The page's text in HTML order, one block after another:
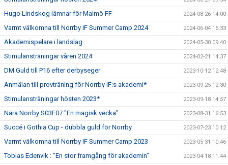
Hugo Lindskog lämnar för Malmö FF 2024-08-26 14:00
Varmt välkomna till Norrby IF Summer Camp 2024 2024-06-04 15:33
Akademispelare i landslag 2024-05-30 09:40
Stimulansträningar våren 2024 2024-02-21 14:37
DM Guld till P16 efter derbyseger 2023-10-12 12:48
Anmälan till provträning för Norrby IF:s akademi* 2023-09-25 12:30
Stimulansträningar hösten 2023* 2023-09-18 14:57
Nära Norrby S03E07 "En magisk vecka" 2023-08-31 16:53
Succé i Gothia Cup - dubbla guld för Norrby 2023-07-23 10:12
Varmt välkomna till Norrby IF Summer Camp 2023 2023-05-31 10:46
Tobias Edenvik : "En stor framgång för akademin" 2023-04-18 11:44